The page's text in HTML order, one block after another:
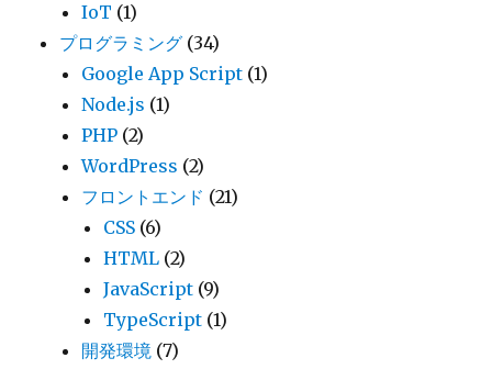
IoT (1)
プログラミング (34)
Google App Script (1)
Node.js (1)
PHP (2)
WordPress (2)
フロントエンド (21)
CSS (6)
HTML (2)
JavaScript (9)
TypeScript (1)
開発環境 (7)